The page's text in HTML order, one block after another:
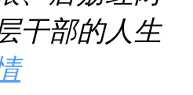
干部的人生